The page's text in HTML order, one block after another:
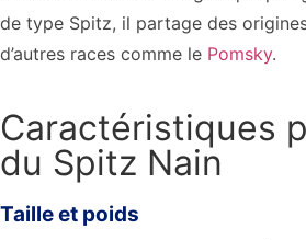
de type Spitz, il partage des
d’autres races comme le Pomsky.
Caractéristiques
du Spitz Nain
Taille et poids